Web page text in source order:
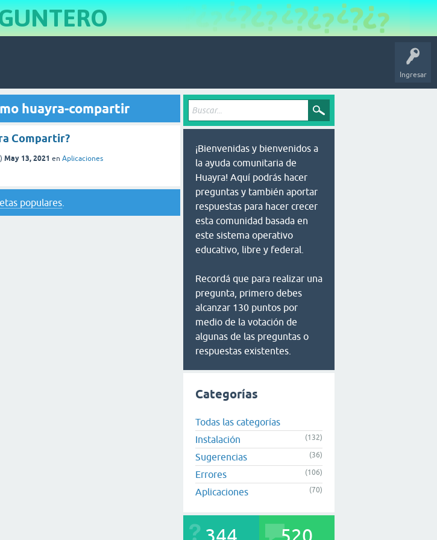
Ingresar
huayra-compartir
Compartir?
May 13, 2021 en Aplicaciones
populares
¡Bienvenidas y bienvenidos a
la ayuda comunitaria de
Huayra! Aquí podrás hacer
preguntas y también aportar
respuestas para hacer crecer
esta comunidad basada en
este sistema operativo
educativo, libre y federal.
Recordá que para realizar una
pregunta, primero debes
alcanzar 130 puntos por
medio de la votación de
algunas de las preguntas o
respuestas existentes.
Categorías
Todas las categorías
Instalación
(132)
Sugerencias (36)
Errores (106)
Aplicaciones (70)
344 520